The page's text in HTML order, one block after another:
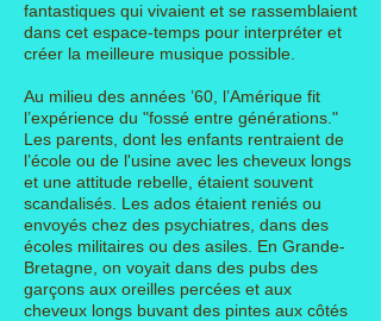
fantastiques qui vivaient et se rassemblaient
dans cet espace-temps pour interpréter et
créer la meilleure musique possible.
Au milieu des années ’60, l’Amérique fit
l’expérience du "fossé entre générations."
Les parents, dont les enfants rentraient de
l’école ou de l'usine avec les cheveux longs
et une attitude rebelle, étaient souvent
scandalisés. Les ados étaient reniés ou
envoyés chez des psychiatres, dans des
écoles militaires ou des asiles. En Grande-
Bretagne, on voyait dans des pubs des
garçons aux oreilles percées et aux
cheveux longs buvant des pintes aux côtés